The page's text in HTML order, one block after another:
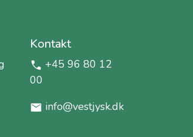
Kontakt
+45 96 80 12
00
info@vestjysk.dk